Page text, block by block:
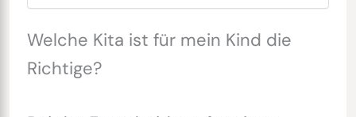
Welche Kita ist für mein Kind die
Richtige?